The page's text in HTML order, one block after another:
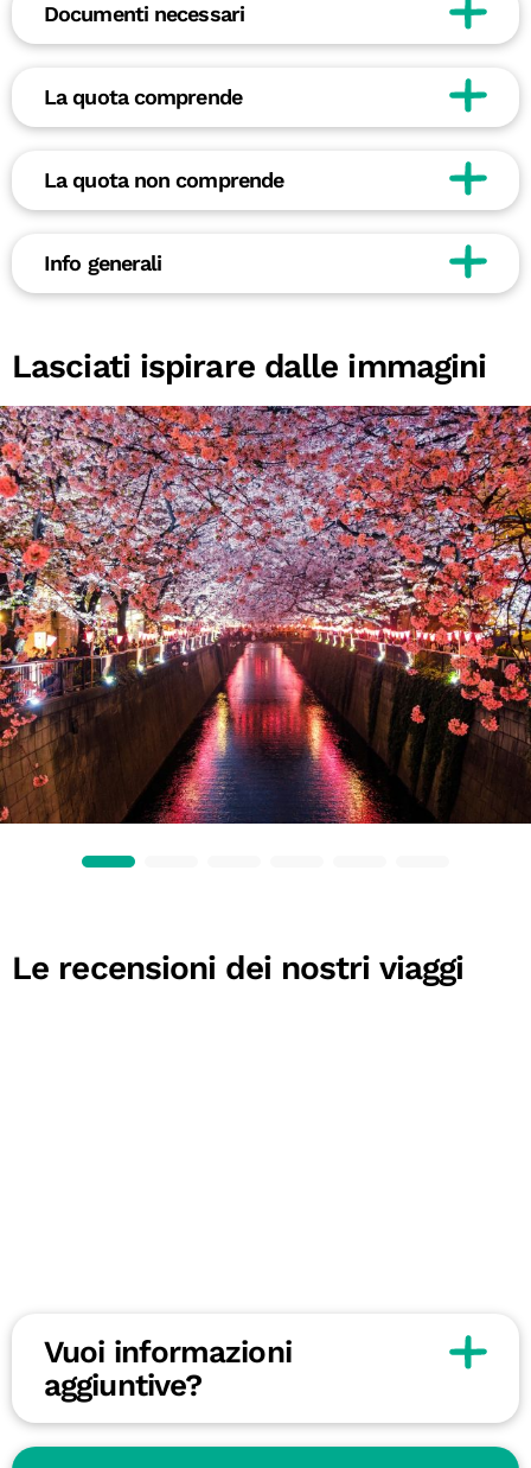
Documenti necessari
La quota comprende
La quota non comprende
Info generali
Lasciati ispirare dalle immagini
Le recensioni dei nostri viaggi
Vuoi informazioni
aggiuntive?